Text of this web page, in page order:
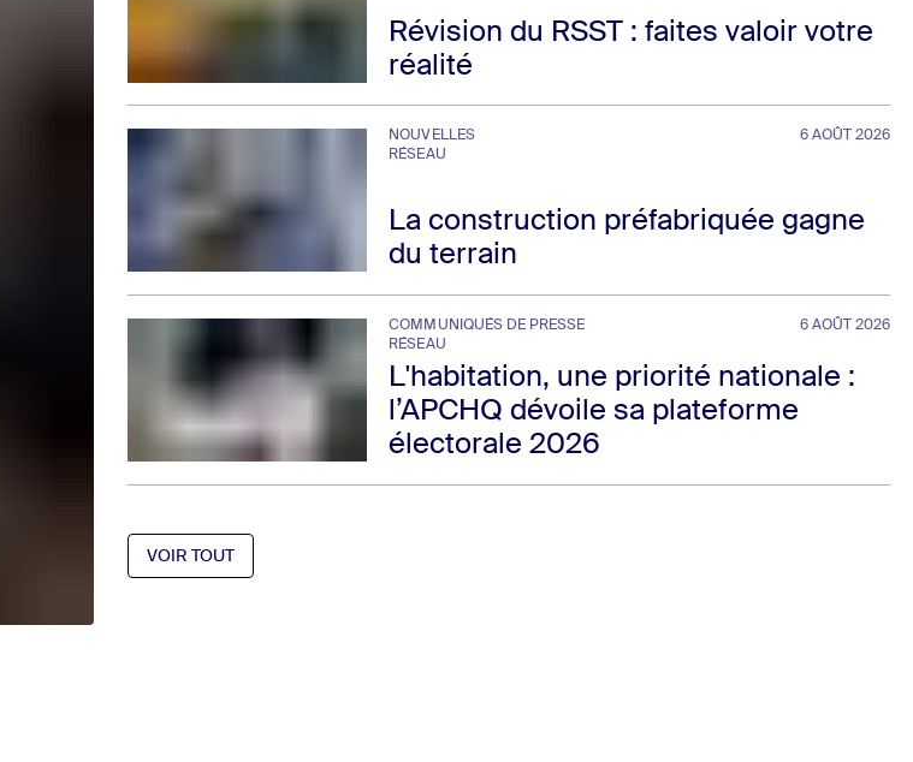
Révision du RSST : faites valoir votre
réalité
NOUVELLES
RÉSEAU
6 AOÛT 2026
La construction préfabriquée gagne
du terrain
COMMUNIQUÉS DE PRESSE
RÉSEAU
6 AOÛT 2026
L'habitation, une priorité nationale :
l’APCHQ dévoile sa plateforme
électorale 2026
VOIR TOUT